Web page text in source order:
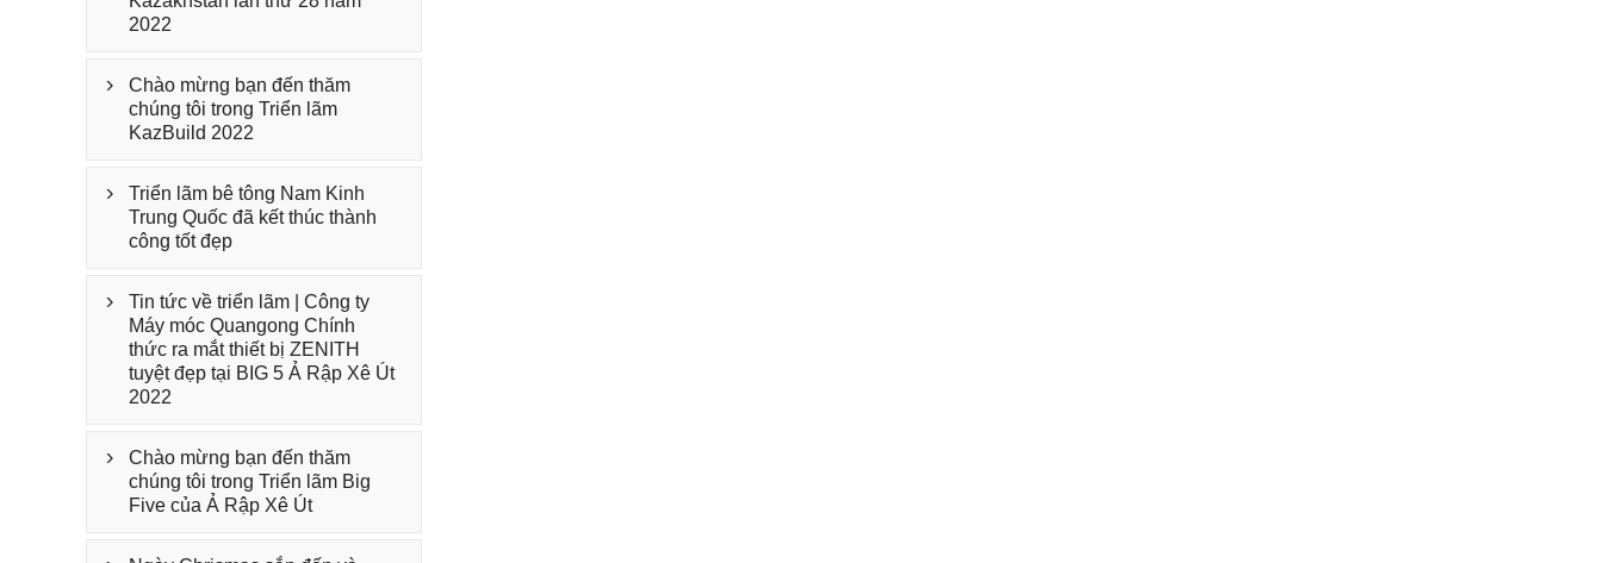
2022

Chào mừng bạn đến thăm
chúng tôi trong Triển lãm
KazBuild 2022

Triển lãm bê tông Nam Kinh
Trung Quốc đã kết thúc thành
công tốt đẹp

Tin tức về triển lãm | Công ty
Máy móc Quangong Chính
thức ra mắt thiết bị ZENITH
tuyệt đẹp tại BIG 5 Ả Rập Xê Út
2022

Chào mừng bạn đến thăm
chúng tôi trong Triển lãm Big
Five của Ả Rập Xê Út